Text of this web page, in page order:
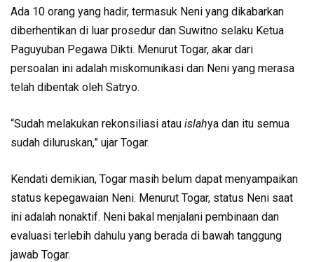
Ada 10 orang yang hadir, termasuk Neni yang dikabarkan
diberhentikan di luar prosedur dan Suwitno selaku Ketua
Paguyuban Pegawa Dikti. Menurut Togar, akar dari
persoalan ini adalah miskomunikasi dan Neni yang merasa
telah dibentak oleh Satryo.
“Sudah melakukan rekonsiliasi atau islahya dan itu semua
sudah diluruskan,” ujar Togar.
Kendati demikian, Togar masih belum dapat menyampaikan
status kepegawaian Neni. Menurut Togar, status Neni saat
ini adalah nonaktif. Neni bakal menjalani pembinaan dan
evaluasi terlebih dahulu yang berada di bawah tanggung
jawab Togar.